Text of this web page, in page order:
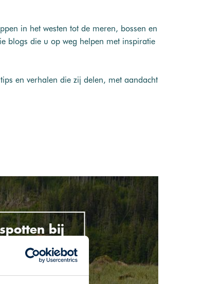
in het westen tot de meren, bossen en
blogs die u op weg helpen met inspiratie
en verhalen die zij delen, met aandacht
bij
Lodge,